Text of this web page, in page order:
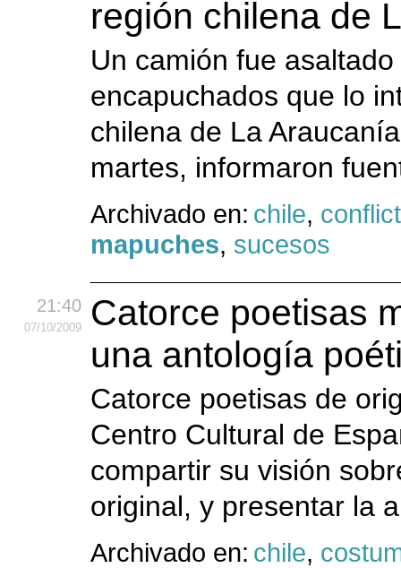
región chilena de
Un camión fue
encapuchados que lo
chilena de La
martes, informaron
Archivado en: chile,
mapuches, sucesos
21:40
07/10/2009
Catorce poetisas
una antología
Catorce poetisas de
Centro Cultural de
compartir su visión
original, y presentar la
Archivado en: chile,